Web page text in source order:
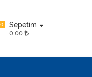
0 Sepetim
0,00